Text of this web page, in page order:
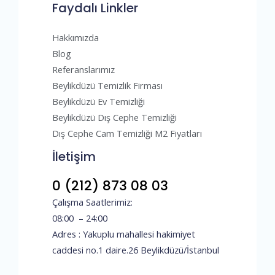
Faydalı Linkler
Hakkımızda
Blog
Referanslarımız
Beylikdüzü Temizlik Firması
Beylikdüzü Ev Temizliği
Beylikdüzü Dış Cephe Temizliği
Dış Cephe Cam Temizliği M2 Fiyatları
İletişim
0 (212) 873 08 03
Çalışma Saatlerimiz:
08:00 – 24:00
Adres : Yakuplu mahallesi hakimiyet
caddesi no.1 daire.26 Beylikdüzü/İstanbul